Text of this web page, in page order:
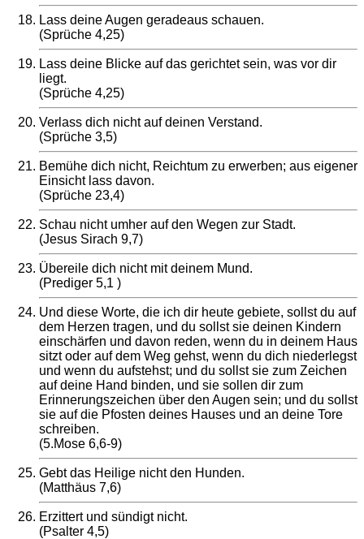
Lass deine Augen geradeaus schauen.
(Sprüche 4,25)
Lass deine Blicke auf das gerichtet sein, was vor dir
liegt.
(Sprüche 4,25)
Verlass dich nicht auf deinen Verstand.
(Sprüche 3,5)
Bemühe dich nicht, Reichtum zu erwerben; aus eigener
Einsicht lass davon.
(Sprüche 23,4)
Schau nicht umher auf den Wegen zur Stadt.
(Jesus Sirach 9,7)
Übereile dich nicht mit deinem Mund.
(Prediger 5,1 )
Und diese Worte, die ich dir heute gebiete, sollst du auf
dem Herzen tragen, und du sollst sie deinen Kindern
einschärfen und davon reden, wenn du in deinem Haus
sitzt oder auf dem Weg gehst, wenn du dich niederlegst
und wenn du aufstehst; und du sollst sie zum Zeichen
auf deine Hand binden, und sie sollen dir zum
Erinnerungszeichen über den Augen sein; und du sollst
sie auf die Pfosten deines Hauses und an deine Tore
schreiben.
(5.Mose 6,6-9)
Gebt das Heilige nicht den Hunden.
(Matthäus 7,6)
Erzittert und sündigt nicht.
(Psalter 4,5)